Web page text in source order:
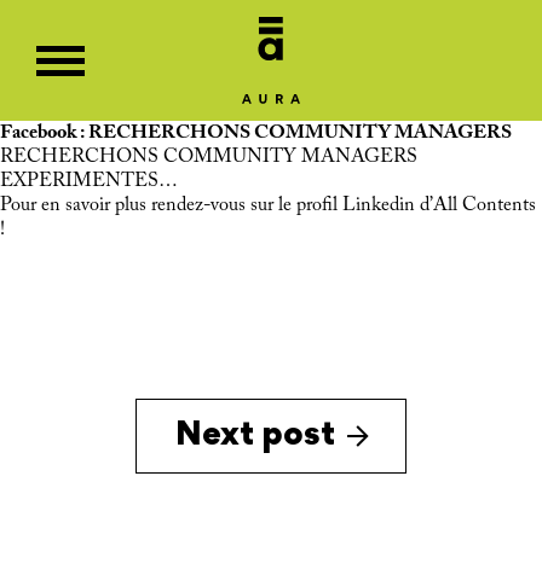
Facebook : RECHERCHONS COMMUNITY MANAGERS
RECHERCHONS COMMUNITY MANAGERS
EXPERIMENTES…
Pour en savoir plus rendez-vous sur le profil Linkedin d’All Contents
!
Next post